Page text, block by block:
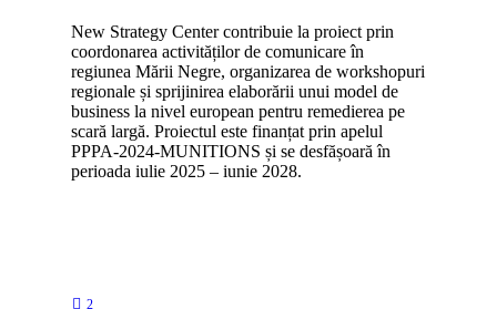
New Strategy Center contribuie la proiect prin
coordonarea activităților de comunicare în
regiunea Mării Negre, organizarea de workshopuri
regionale și sprijinirea elaborării unui model de
business la nivel european pentru remedierea pe
scară largă. Proiectul este finanțat prin apelul
PPPA-2024-MUNITIONS și se desfășoară în
perioada iulie 2025 – iunie 2028.
2